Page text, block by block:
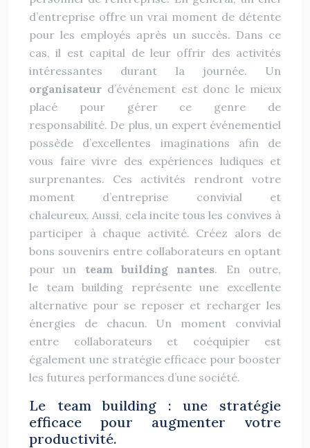
d’entreprise offre un vrai moment de détente
pour les employés après un succès. Dans ce
cas, il est capital de leur offrir des activités
intéressantes durant la journée. Un
organisateur d’événement est donc le mieux
placé pour gérer ce genre de
responsabilité. De plus, un expert événementiel
possède d’excellentes imaginations afin de
vous faire vivre des expériences ludiques et
surprenantes. Ces activités rendront votre
moment d’entreprise convivial et
chaleureux. Aussi, cela incite tous les convives à
participer à chaque activité. Créez alors de
bons souvenirs entre collaborateurs en optant
pour un team building nantes. En outre,
le team building représente une excellente
alternative pour se reposer et recharger les
énergies de chacun. Un moment convivial
entre collaborateurs et coéquipier est
également une stratégie efficace pour booster
les futures performances d’une société.
Le team building : une stratégie
efficace pour augmenter votre
productivité.